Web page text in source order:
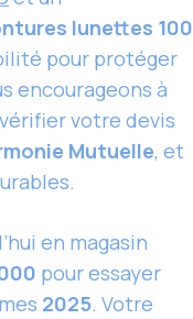
lunettes 100
pour protéger
encourageons à
votre devis
Mutuelle, et
en magasin
pour essayer
2025. Votre